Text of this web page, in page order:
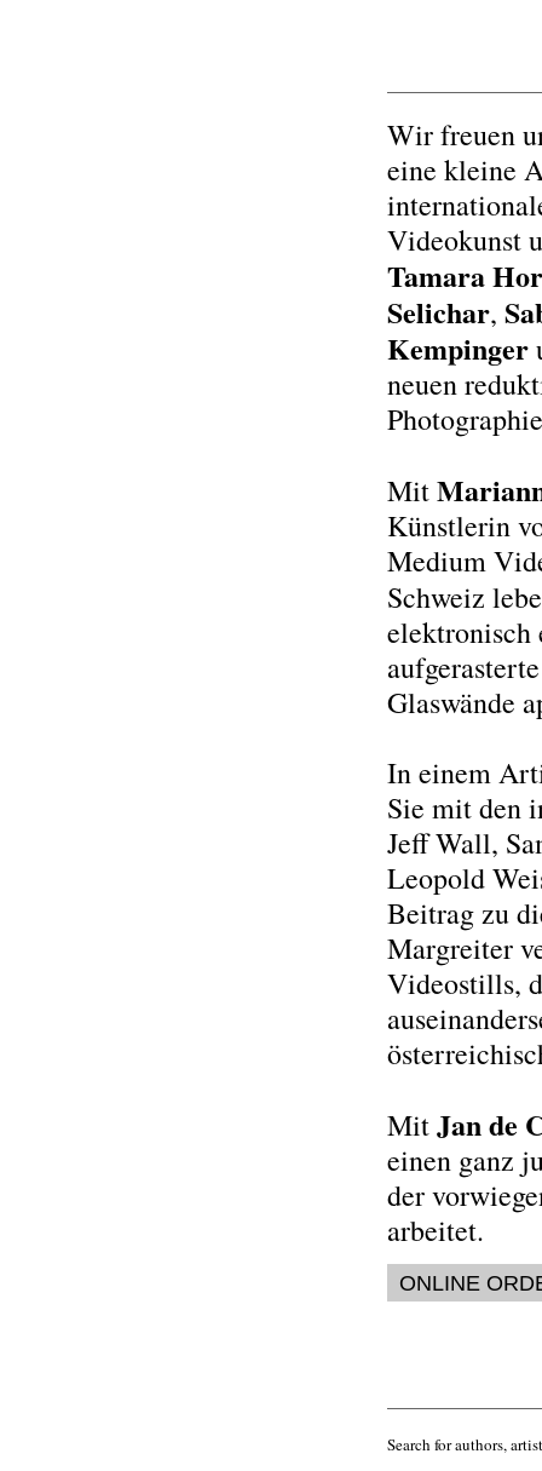
Wir freuen
eine kleine
Videokunst
Tamara
Selichar,
Kempinger
neuen
Mit
Künstlerin
Medium
Schweiz
elektronisch
Glaswände
In einem
Sie mit den
Jeff Wall,
Leopold
Beitrag zu
Margreiter
Videostills,
MitJan de
einen ganz
der
arbeitet.
ONLINE
Search for authors,